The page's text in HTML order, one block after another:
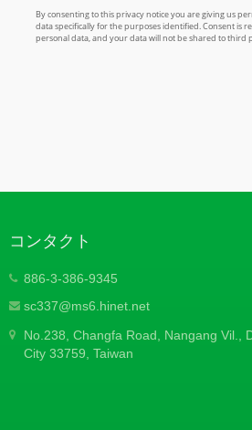
コンタクト
886-3-386-9345
sc337@ms6.hinet.net
No.238, Changfa Road, Nangang Vil.,
City 33759, Taiwan